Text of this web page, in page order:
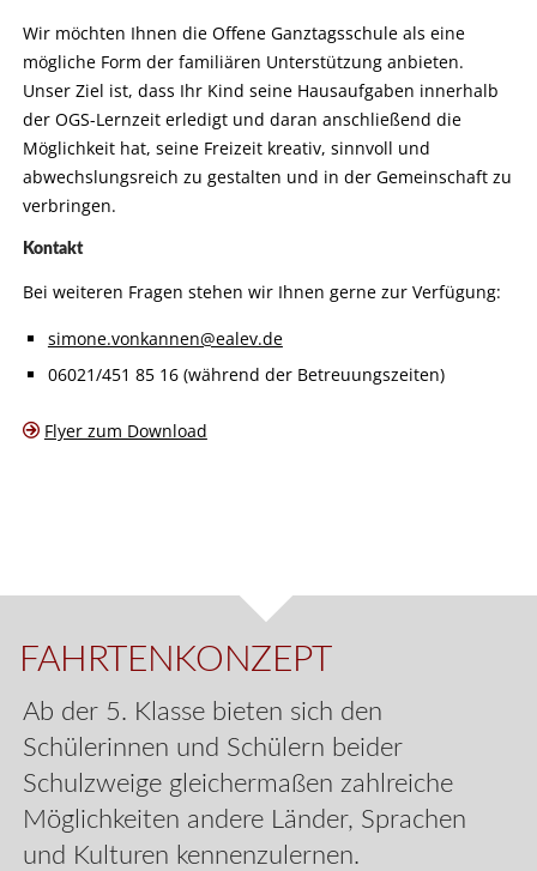
Wir möchten Ihnen die Offene Ganztagsschule als eine
mögliche Form der familiären Unterstützung anbieten.
Unser Ziel ist, dass Ihr Kind seine Hausaufgaben innerhalb
der OGS-Lernzeit erledigt und daran anschließend die
Möglichkeit hat, seine Freizeit kreativ, sinnvoll und
abwechslungsreich zu gestalten und in der Gemeinschaft zu
verbringen.
Kontakt
Bei weiteren Fragen stehen wir Ihnen gerne zur Verfügung:
simone.vonkannen@ealev.de
06021/451 85 16 (während der Betreuungszeiten)
Flyer zum Download
FAHRTENKONZEPT
Ab der 5. Klasse bieten sich den
Schülerinnen und Schülern beider
Schulzweige gleichermaßen zahlreiche
Möglichkeiten andere Länder, Sprachen
und Kulturen kennenzulernen.